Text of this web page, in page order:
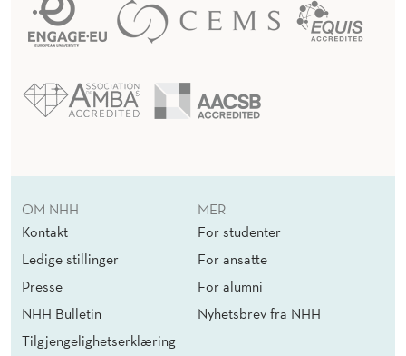
OM NHH
Kontakt
Ledige stillinger
Presse
NHH Bulletin
Tilgjengelighetserklæring
MER
For studenter
For ansatte
For alumni
Nyhetsbrev fra NHH